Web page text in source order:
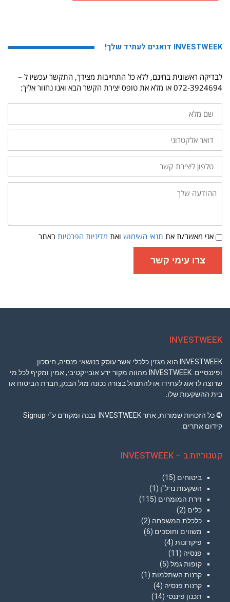
INVESTWEEK דואגים לעתיד שלך!
לבדיקה ראשונית בחינם, ללא כל התחייבות מצידך, התקשר עכשיו ל –
072-3924694 או מלא את טופס יצירת הקשר הבא ואנו נחזור אליך:
שם
מלא
דואר
אלקטרוני
טלפון
ליצירת
קשר
ההודעה
שלך:
תנאי
שימוש
ומדיניות
פרטיות
אני מאשר/ת את תנאי השימוש ואת מדיניות הפרטיות באתר
צרו עימי קשר
INVESTWEEK
INVESTWEEK הוא מגזין כלכלי אשר עוסק בנושאי פנסיה, חיסכון
ופיננסיים. INVESTWEEK מהווה מקור ידע אובייקטיבי, אמין ומקיף לכל מי
שרוצה לדאוג לעתידו או להתנהל בצורה נכונה מול הבנק, חברת הביטוח או
בית ההשקעות שלו.
© כל הזכויות שמורות, אתר INVESTWEEK נבנה ומקודם ע"י Signup
קידום אתרים.
קטגוריות ב – INVESTWEEK
ביטוחים (15)
השקעות נדל"ן (1)
זירת המומחים (115)
כלים (2)
כלכלת המשפחה (2)
משווים וחוסכים (6)
פיקדונות (4)
פנסיה (11)
קופות גמל (5)
קרנות השתלמות (1)
קרנות פנסיה (4)
תכנון פיננסי (14)